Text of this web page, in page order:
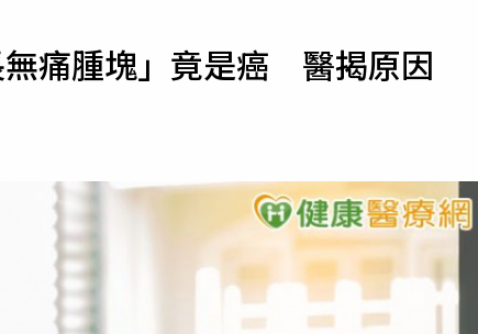
運勢
痛腫塊」竟是癌 醫揭原因